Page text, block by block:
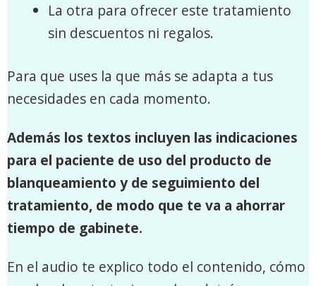
La otra para ofrecer este tratamiento
sin descuentos ni regalos.
Para que uses la que más se adapta a tus
necesidades en cada momento.
Además los textos incluyen las indicaciones
para el paciente de uso del producto de
blanqueamiento y de seguimiento del
tratamiento, de modo que te va a ahorrar
tiempo de gabinete.
En el audio te explico todo el contenido, cómo